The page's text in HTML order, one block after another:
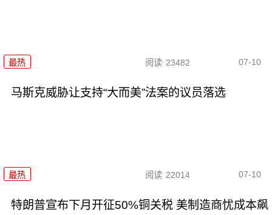
最热 阅读 23482 07-10
马斯克威胁让支持“大而美”法案的议员落选
最热 阅读 22014 07-10
特朗普宣布下月开征50%铜关税 美制造商忧成本飙